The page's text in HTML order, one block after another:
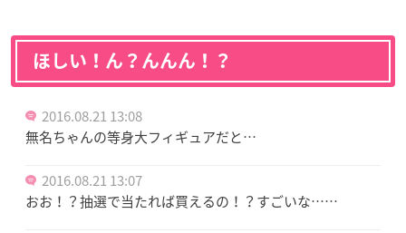
ほしい！ん？んんん！？
2016.08.21 13:08
無名ちゃんの等身大フィギュアだと…
2016.08.21 13:07
おお！？抽選で当たれば買えるの！？すごいな……